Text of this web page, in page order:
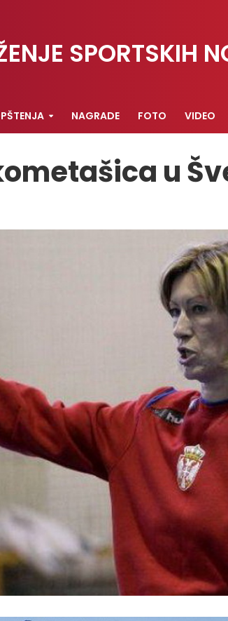
SPORTSKIH
NAGRADE FOTO VIDEO
u